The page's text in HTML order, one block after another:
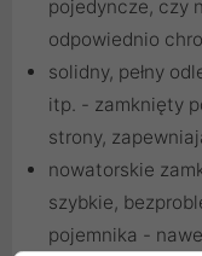
pojedyncze, czy
odpowiednio
solidny, pełny
itp. - zamknięty
strony,
nowatorskie
szybkie,
pojemnika -